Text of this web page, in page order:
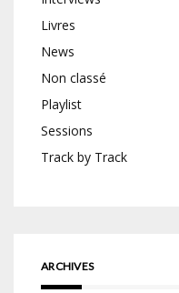
Livres
News
Non classé
Playlist
Sessions
Track by Track
ARCHIVES